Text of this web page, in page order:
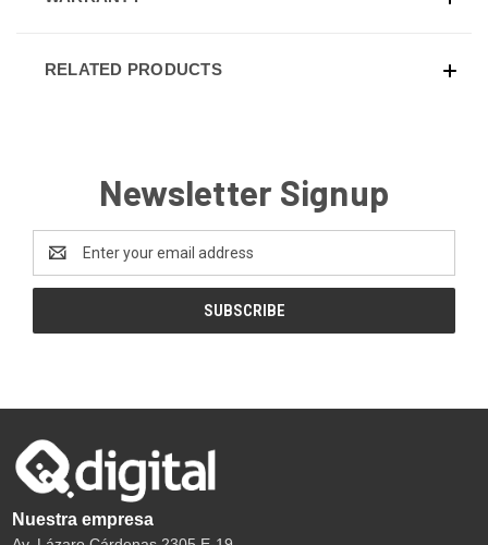
RELATED PRODUCTS
Newsletter Signup
Address
Nuestra empresa